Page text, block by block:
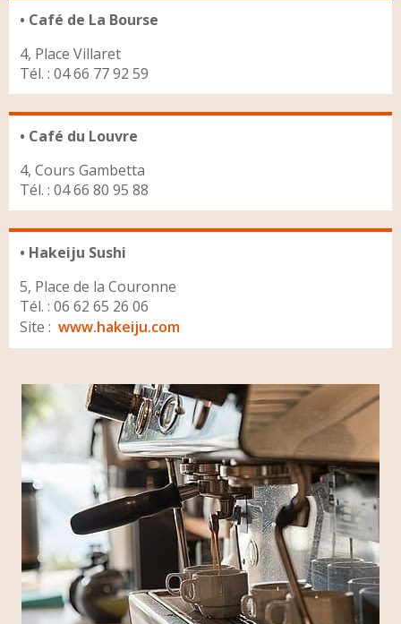
• Café de La Bourse
4, Place Villaret
Tél. : 04 66 77 92 59
• Café du Louvre
4, Cours Gambetta
Tél. : 04 66 80 95 88
• Hakeiju Sushi
5, Place de la Couronne
Tél. : 06 62 65 26 06
Site : www.hakeiju.com